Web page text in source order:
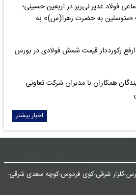
فولاد غدیر نی‌ریز در اربعین حسینی؛
به حضرت زهرا(س)» به
رکورددار قیمت شمش فولادی در بورس
همکاران با مدیران شرکت تعاونی
اخبار بیشتر
گلزار شرقی-کوی فردوس-کوچه سعدی شرقی-